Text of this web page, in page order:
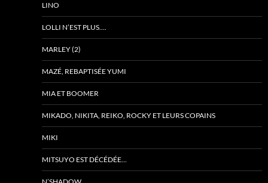
LINO
LOLLI N’EST PLUS….
MARLEY (2)
MAZÉ, REBAPTISÉE YUMI
MIA ET BOOMER
MIKADO, NIKITA, REIKO, ROCKY ET LEURS COPAINS
MIKI
MITSUYO EST DÉCÉDÉE…